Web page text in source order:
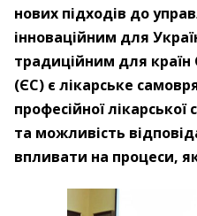
нових підходів до
інноваційним для
традиційним для країн
(ЄС) є лікарське
професійної
та можливість
впливати на процеси,